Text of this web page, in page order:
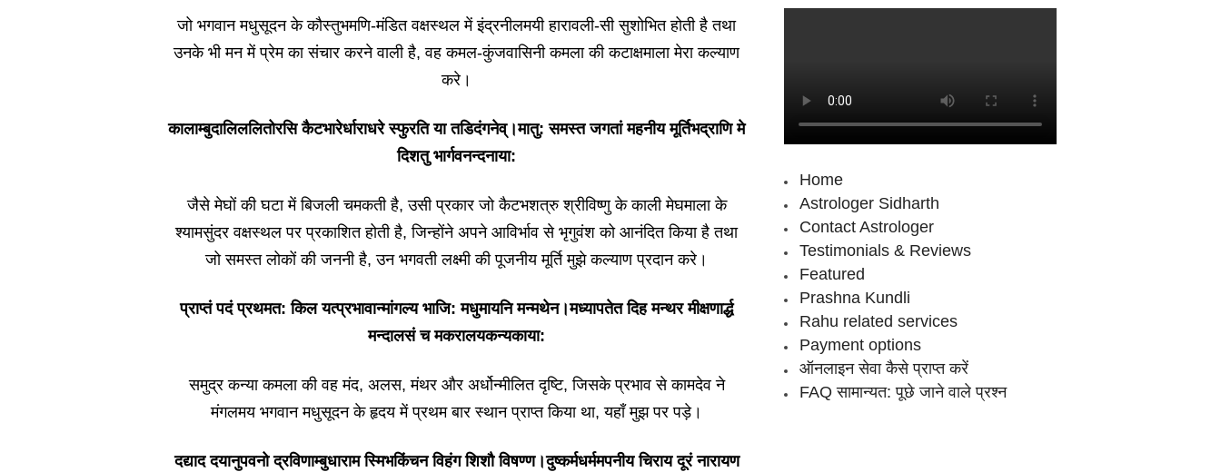
जो भगवान मधुसूदन के कौस्तुभमणि-मंडित वक्षस्थल में इंद्रनीलमयी हारावली-सी सुशोभित होती है तथा
उनके भी मन में प्रेम का संचार करने वाली है, वह कमल-कुंजवासिनी कमला की कटाक्षमाला मेरा कल्याण
करे।
कालाम्बुदालिललितोरसि कैटभारेर्धाराधरे स्फुरति या तडिदंगनेव्।मातु: समस्त जगतां महनीय मूर्तिभद्राणि मे
दिशतु भार्गवनन्दनाया:
जैसे मेघों की घटा में बिजली चमकती है, उसी प्रकार जो कैटभशत्रु श्रीविष्णु के काली मेघमाला के
श्यामसुंदर वक्षस्थल पर प्रकाशित होती है, जिन्होंने अपने आविर्भाव से भृगुवंश को आनंदित किया है तथा
जो समस्त लोकों की जननी है, उन भगवती लक्ष्मी की पूजनीय मूर्ति मुझे कल्याण प्रदान करे।
प्राप्तं पदं प्रथमत: किल यत्प्रभावान्मांगल्य भाजि: मधुमायनि मन्मथेन।मध्यापतेत दिह मन्थर मीक्षणार्द्ध
मन्दालसं च मकरालयकन्यकाया:
समुद्र कन्या कमला की वह मंद, अलस, मंथर और अर्धोन्मीलित दृष्टि, जिसके प्रभाव से कामदेव ने
मंगलमय भगवान मधुसूदन के हृदय में प्रथम बार स्थान प्राप्त किया था, यहाँ मुझ पर पड़े।
दद्याद दयानुपवनो द्रविणाम्बुधाराम स्मिभकिंचन विहंग शिशौ विषण्ण।दुष्कर्मधर्ममपनीय चिराय दूरं नारायण
Home
Astrologer Sidharth
Contact Astrologer
Testimonials & Reviews
Featured
Prashna Kundli
Rahu related services
Payment options
ऑनलाइन सेवा कैसे प्राप्‍त करें
FAQ सामान्‍यत: पूछे जाने वाले प्रश्‍न